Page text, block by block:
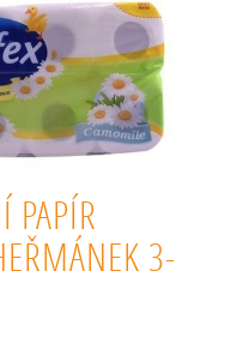
PAPÍR
3-